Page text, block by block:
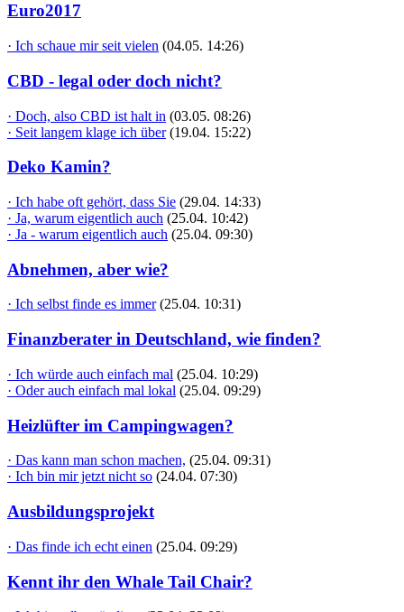
Euro2017
· Ich schaue mir seit vielen (04.05. 14:26)
CBD - legal oder doch nicht?
· Doch, also CBD ist halt in (03.05. 08:26)
· Seit langem klage ich über (19.04. 15:22)
Deko Kamin?
· Ich habe oft gehört, dass Sie (29.04. 14:33)
· Ja, warum eigentlich auch (25.04. 10:42)
· Ja - warum eigentlich auch (25.04. 09:30)
Abnehmen, aber wie?
· Ich selbst finde es immer (25.04. 10:31)
Finanzberater in Deutschland, wie finden?
· Ich würde auch einfach mal (25.04. 10:29)
· Oder auch einfach mal lokal (25.04. 09:29)
Heizlüfter im Campingwagen?
· Das kann man schon machen, (25.04. 09:31)
· Ich bin mir jetzt nicht so (24.04. 07:30)
Ausbildungsprojekt
· Das finde ich echt einen (25.04. 09:29)
Kennt ihr den Whale Tail Chair?